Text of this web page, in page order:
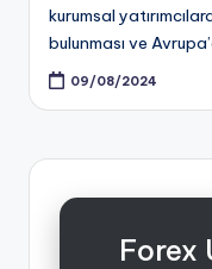
kurumsal
bulunması ve
09/08/2024
Forex